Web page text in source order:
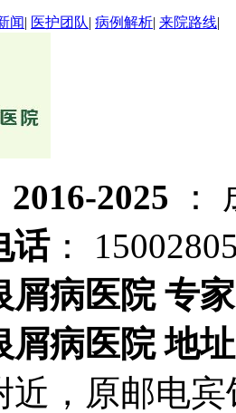
闻| 医护团队| 病例解析| 来院路线|
2025
：
话：
屑病医院 专
屑病医院 地址
近，原邮电